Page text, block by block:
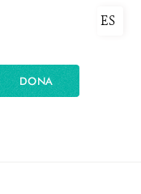
DONA
ES